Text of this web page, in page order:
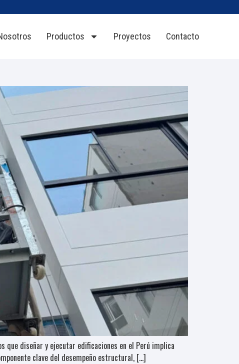
Productos Proyectos Contacto
que diseñar y ejecutar edificaciones en el Perú implica
clave del desempeño estructural, […]